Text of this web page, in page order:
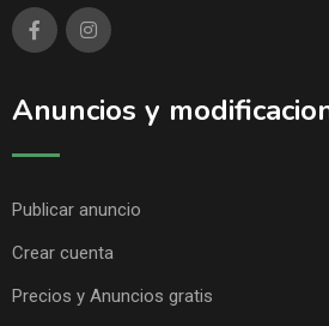
Anuncios y
Publicar anuncio
Crear cuenta
Precios y Anuncios gratis